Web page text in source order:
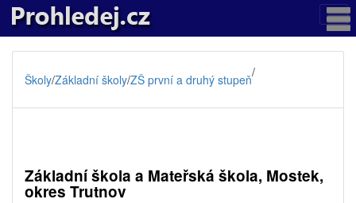
Školy/Základní školy/ZŠ první a druhý stupeň/
Základní škola a Mateřská škola, Mostek,
okres Trutnov